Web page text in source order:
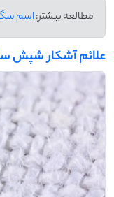
مطالعه بیشتر:اسم سگ
علائم آشکار شپش